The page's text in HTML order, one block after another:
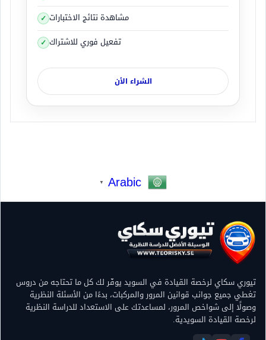
مشاهدة نتائج الاختبارات
تفعيل فوري للاشتراك
الشراء الأن
Arabic
▼
تيوري سكاي لرخصة القيادة في السويد يوفّر لك كل ما تحتاجه من دروس
تغطي جميع جوانب قوانين المرور والمركبات، بدءًا من الأسئلة النظرية
وصولًا إلى شواخص المرور، لمساعدتك على الاستعداد للدراسة النظرية
لرخصة القيادة السويدية.